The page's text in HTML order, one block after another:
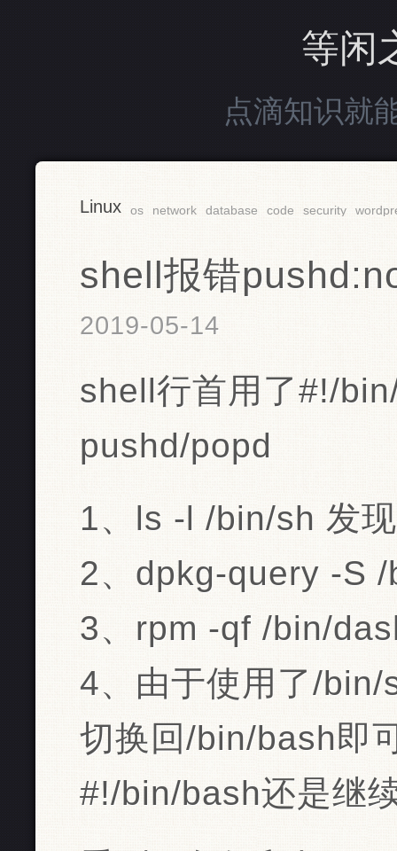
等闲
点滴知识就
Linux os network database code security
shell报错
2019-05-14
shell行首用了#!/
pushd/popd
1、ls -l /bin/sh 发
2、dpkg-query -S
3、rpm -qf /bin/
4、由于使用了/
切换回/bin/bash即
#!/bin/bash还是继